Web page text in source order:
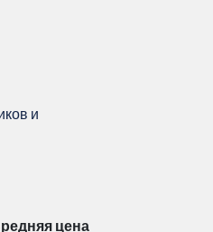
и
цена